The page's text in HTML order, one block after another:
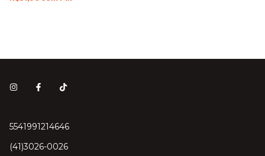
5541991214646
(41)3026-0026